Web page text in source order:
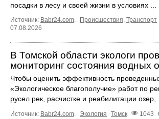
посадки в лесу и своей жизни в условиях ...
Источник: Babr24.com. Происшествия, Транспорт
07.08.2026
В Томской области экологи
мониторинг состояния водных
Чтобы оценить эффективность
«Экологическое благополучие» работ по
русел рек, расчистке и реабилитации озер,
Источник: Babr24.com Экология Томск 1043